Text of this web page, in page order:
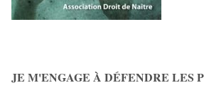
JE M'ENGAGE À DÉFENDRE LES